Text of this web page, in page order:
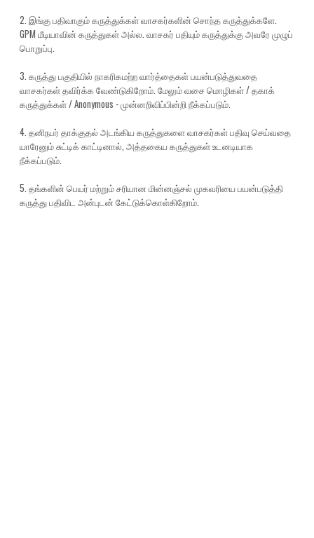
2. இங்கு பதிவாகும் கருத்துக்கள் வாசகர்களின் சொந்த கருத்துக்களே.
GPM மீடியாவின் கருத்துகள் அல்ல. வாசகர் பதியும் கருத்துக்கு அவரே முழுப்
பொறுப்பு.
3. கருத்து பகுதியில் நாகரிகமற்ற வார்த்தைகள் பயன்படுத்துவதை
வாசகர்கள் தவிர்க்க வேண்டுகிறோம். மேலும் வசை மொழிகள் / தகாக்
கருத்துக்கள் / Anonymous - முன்னறிவிப்பின்றி நீக்கப்படும்.
4. தனிநபர் தாக்குதல் அடங்கிய கருத்துகளை வாசகர்கள் பதிவு செய்வதை
யாரேனும் சுட்டிக் காட்டினால், அத்தகைய கருத்துகள் உடனடியாக
நீக்கப்படும்.
5. தங்களின் பெயர் மற்றும் சரியான மின்னஞ்சல் முகவரியை பயன்படுத்தி
கருத்து பதிவிட அன்புடன் கேட்டுக்கொள்கிறோம்.